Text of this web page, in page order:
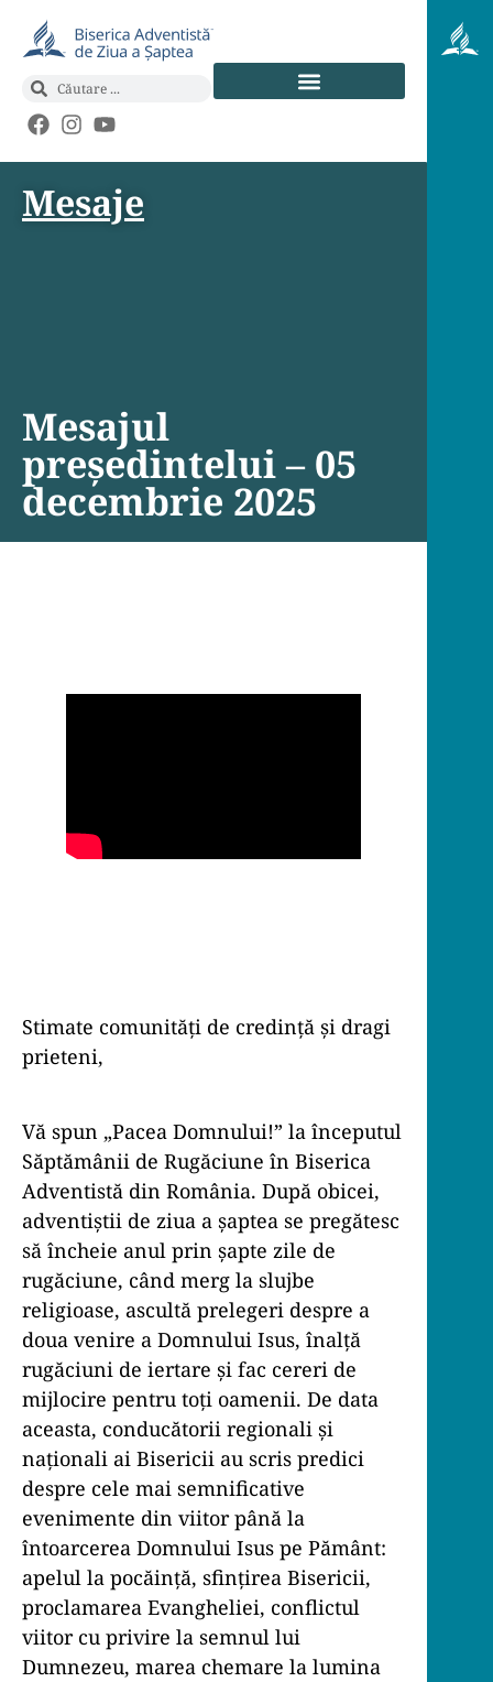
Mesaje
Mesajul
președintelui – 05
decembrie 2025
Stimate comunități de credință și dragi
prieteni,
Vă spun „Pacea Domnului!” la începutul
Săptămânii de Rugăciune în Biserica
Adventistă din România. După obicei,
adventiștii de ziua a șaptea se pregătesc
să încheie anul prin șapte zile de
rugăciune, când merg la slujbe
religioase, ascultă prelegeri despre a
doua venire a Domnului Isus, înalță
rugăciuni de iertare și fac cereri de
mijlocire pentru toți oamenii. De data
aceasta, conducătorii regionali și
naționali ai Bisericii au scris predici
despre cele mai semnificative
evenimente din viitor până la
întoarcerea Domnului Isus pe Pământ:
apelul la pocăință, sfințirea Bisericii,
proclamarea Evangheliei, conflictul
viitor cu privire la semnul lui
Dumnezeu, marea chemare la lumina